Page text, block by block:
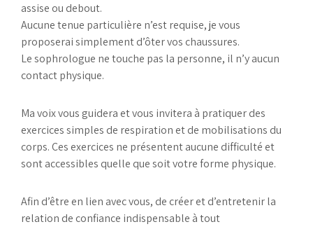
assise ou debout.
Aucune tenue particulière n’est requise, je vous
proposerai simplement d’ôter vos chaussures.
Le sophrologue ne touche pas la personne, il n’y aucun
contact physique.
Ma voix vous guidera et vous invitera à pratiquer des
exercices simples de respiration et de mobilisations du
corps. Ces exercices ne présentent aucune difficulté et
sont accessibles quelle que soit votre forme physique.
Afin d’être en lien avec vous, de créer et d’entretenir la
relation de confiance indispensable à tout